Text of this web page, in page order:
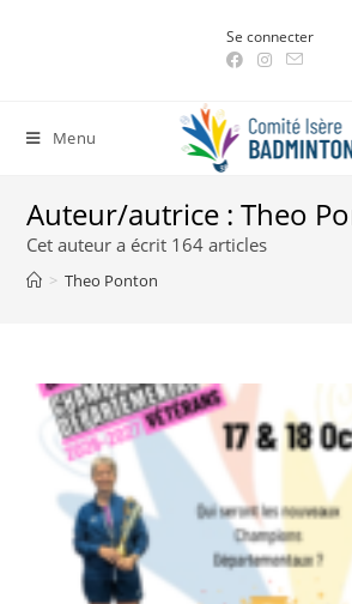
Se connecter
Menu
Auteur/autrice :Theo
Cet auteur a écrit 164 articles
> Theo Ponton